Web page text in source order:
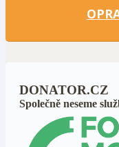
DONATOR.CZ
Společně neseme